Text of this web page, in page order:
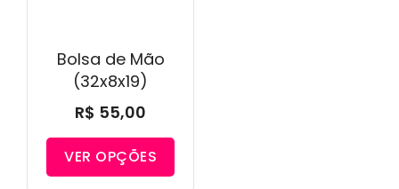
Bolsa de Mão
(32x8x19)
R$ 55,00
VER OPÇÕES